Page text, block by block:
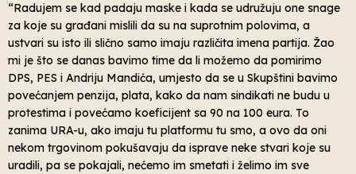
“Radujem se kad padaju maske i kada se udružuju one snage
za koje su građani mislili da su na suprotnim polovima, a
ustvari su isto ili slično samo imaju različita imena partija. Žao
mi je što se danas bavimo time da li možemo da pomirimo
DPS, PES i Andriju Mandića, umjesto da se u Skupštini bavimo
povećanjem penzija, plata, kako da nam sindikati ne budu u
protestima i povećamo koeficijent sa 90 na 100 eura. To
zanima URA-u, ako imaju tu platformu tu smo, a ovo da oni
nekom trgovinom pokušavaju da isprave neke stvari koje su
uradili, pa se pokajali, nećemo im smetati i želimo im sve